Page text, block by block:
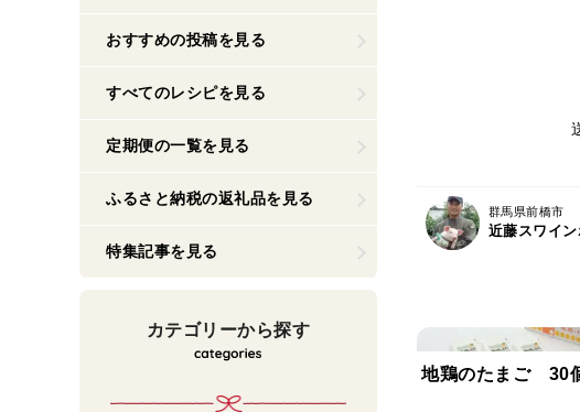
おすすめの投稿を見る
すべてのレシピを見る
定期便の一覧を見る
ふるさと納税の返礼品を見る
特集記事を見る
カテゴリーから探す
群馬県前橋市
近藤スワイン
地鶏のたまご 30